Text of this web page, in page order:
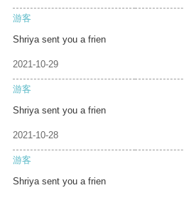
游客
Shriya sent you a frien
2021-10-29
游客
Shriya sent you a frien
2021-10-28
游客
Shriya sent you a frien